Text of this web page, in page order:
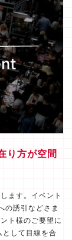
り方が空間
ます。イベント
の誘引などさま
ト様のご要望に
として目線を合